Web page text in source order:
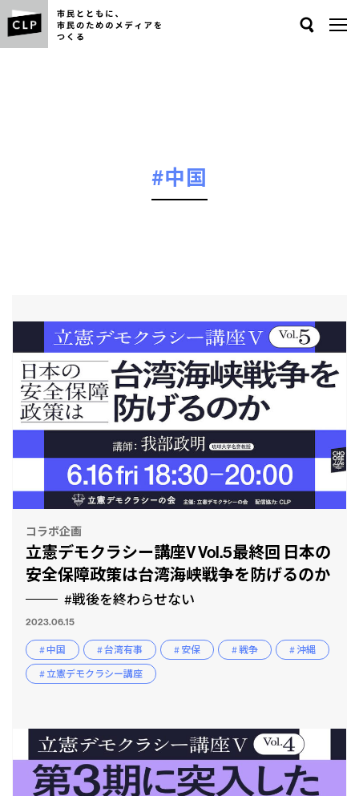
#中国
コラボ企画
立憲デモクラシー講座V Vol.5最終回 日本の
安全保障政策は台湾海峡戦争を防げるのか
#戦後を終わらせない
2023.06.15
# 中国 # 台湾有事 # 安保 # 戦争
# 沖縄
# 立憲デモクラシー講座